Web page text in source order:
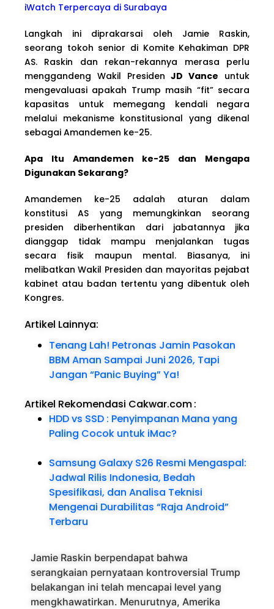
iWatch Terpercaya di Surabaya
Langkah ini diprakarsai oleh Jamie Raskin,
seorang tokoh senior di Komite Kehakiman DPR
AS. Raskin dan rekan-rekannya merasa perlu
menggandeng Wakil PresidenJD Vance untuk
mengevaluasi apakah Trump masih “fit” secara
kapasitas untuk memegang kendali negara
melalui mekanisme konstitusional yang dikenal
sebagai Amandemen ke-25.
Apa Itu Amandemen ke-25 dan Mengapa
Digunakan Sekarang?
Amandemen ke-25 adalah aturan dalam
konstitusi AS yang memungkinkan seorang
presiden diberhentikan dari jabatannya jika
dianggap tidak mampu menjalankan tugas
secara fisik maupun mental. Biasanya, ini
melibatkan Wakil Presiden dan mayoritas pejabat
kabinet atau badan tertentu yang dibentuk oleh
Kongres.
Artikel Lainnya:
Tenang Lah! Petronas Jamin Pasokan
BBM Aman Sampai Juni 2026, Tapi
Jangan “Panic Buying” Ya!
Artikel Rekomendasi Cakwar.com:
HDD vs SSD : Penyimpanan Mana yang
Paling Cocok untuk iMac?
Samsung Galaxy S26 Resmi Mengaspal:
Jadwal Rilis Indonesia, Bedah
Spesifikasi, dan Analisa Teknisi
Mengenai Durabilitas “Raja Android”
Terbaru
Jamie Raskin berpendapat bahwa
serangkaian pernyataan kontroversial Trump
belakangan ini telah mencapai level yang
mengkhawatirkan. Menurutnya, Amerika